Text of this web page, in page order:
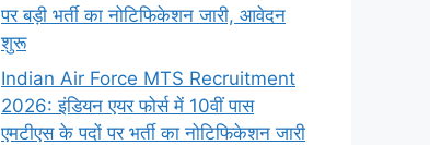
पर बड़ी भर्ती का नोटिफिकेशन जारी, आवेदन
शुरू
Indian Air Force MTS Recruitment
2026: इंडियन एयर फोर्स में 10वीं पास
एमटीएस के पदों पर भर्ती का नोटिफिकेशन जारी